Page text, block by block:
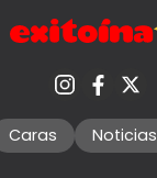
Caras Noticias